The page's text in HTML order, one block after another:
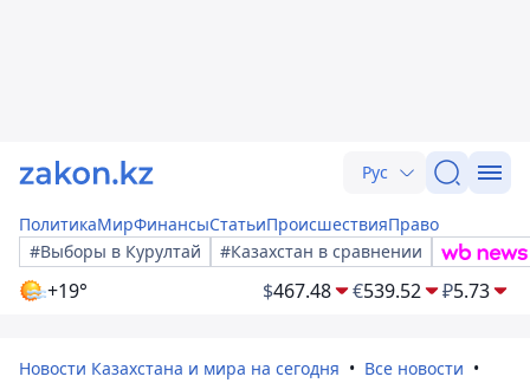
Рус
ПолитикаМирФинансыСтатьиПроисшествияПраво
#Выборы в Курултай
#Казахстан в сравнении
+19° $467.48 €539.52 ₽5.73
Новости Казахстана и мира на сегодня
Все новости